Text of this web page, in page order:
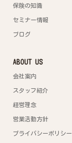
保険の知識
セミナー情報
ブログ
ABOUT US
会社案内
スタッフ紹介
経営理念
営業活動方針
プライバシーポリシー